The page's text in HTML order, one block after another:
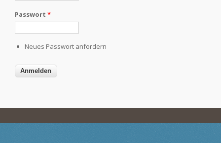
Passwort *
Neues Passwort anfordern